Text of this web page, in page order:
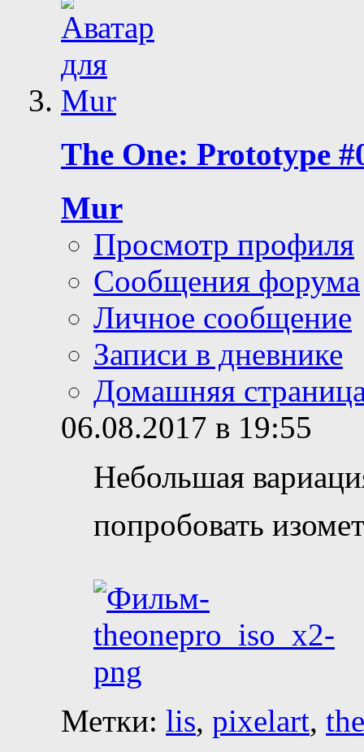
The One: Prototype
Mur
Просмотр профиля
Сообщения форума
Личное сообщение
Записи в дневнике
Домашняя
06.08.2017 в 19:55
Небольшая
попробовать
Метки: lis, pixelart,